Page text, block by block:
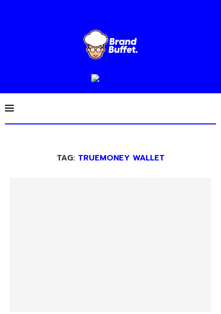
TAG: TRUEMONEY WALLET